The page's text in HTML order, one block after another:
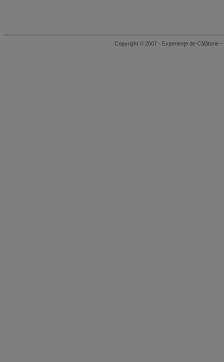
Copyright © 2007 - Experienţe de Călătorie